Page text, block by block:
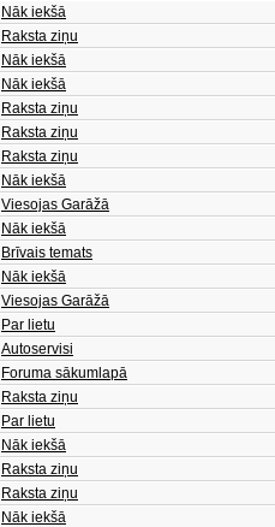
Nāk iekšā
Raksta ziņu
Nāk iekšā
Nāk iekšā
Raksta ziņu
Raksta ziņu
Raksta ziņu
Nāk iekšā
Viesojas Garāžā
Nāk iekšā
Brīvais temats
Nāk iekšā
Viesojas Garāžā
Par lietu
Autoservisi
Foruma sākumlapā
Raksta ziņu
Par lietu
Nāk iekšā
Raksta ziņu
Raksta ziņu
Nāk iekšā